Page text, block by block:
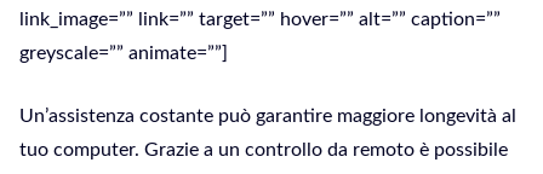
link_image=”” link=”” target=”” hover=”” alt=”” caption=””
greyscale=”” animate=””]
Un’assistenza costante può garantire maggiore longevità al
tuo computer. Grazie a un controllo da remoto è possibile